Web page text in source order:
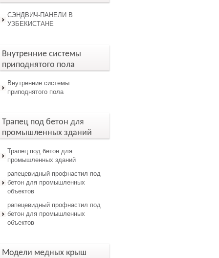
СЭНДВИЧ-ПАНЕЛИ В
УЗБЕКИСТАНЕ
Внутренние системы
приподнятого пола
Внутренние системы
приподнятого пола
Трапец под бетон для
промышленных зданий
Трапец под бетон для
промышленных зданий
рапецевидный профнастил под
бетон для промышленных
объектов
рапецевидный профнастил под
бетон для промышленных
объектов
Модели медных крыш